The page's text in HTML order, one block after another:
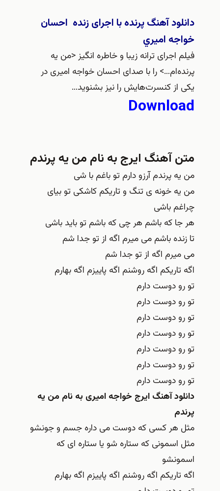
دانلود آهنگ پرنده با اجرای زنده احسان
خواجه اميري
فیلم اجرای ترانه زیبا و خاطره انگیز <من یه
پرنده‌ام…> را با صدای احسان خواجه امیری در
یکی از کنسرت‌هایش را نيز بشنويد…
Download
متن آهنگ ایرج به نام من یه پرندم
من یه پرندم آرزو دارم تو باغم با شی
من یه خونه ی تنگ و تاریکم کاشکی تو بیای
چراغم باشی
هر جا که باشم هر چی که باشم تو باید باشی
تا زنده باشم می میرم اگه از تو جدا شم
می میرم اگه از تو جدا شم
اگه تاریکم اگه روشنم اگه پاییزم اگه بهارم
تو رو دوست دارم
تو رو دوست دارم
تو رو دوست دارم
تو رو دوست دارم
تو رو دوست دارم
تو رو دوست دارم
تو رو دوست دارم
دانلود آهنگ ایرج خواجه امیری به نام من یه
پرندم
مثل هر کسی که دوست می داره جسم و جونشو
مثل اسمونی که ستاره شو یا ستاره ای که
اسمونشو
اگه تاریکم اگه روشنم اگه پاییزم اگه بهارم